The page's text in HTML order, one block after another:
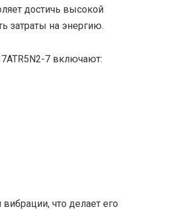
достичь высокой
затраты на энергию.
7 включают:
что делает его